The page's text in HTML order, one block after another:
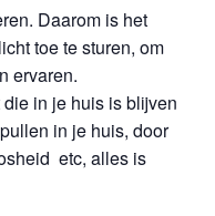
Daarom is het
toe te sturen, om
ervaren.
in je huis is blijven
in je huis, door
etc, alles is